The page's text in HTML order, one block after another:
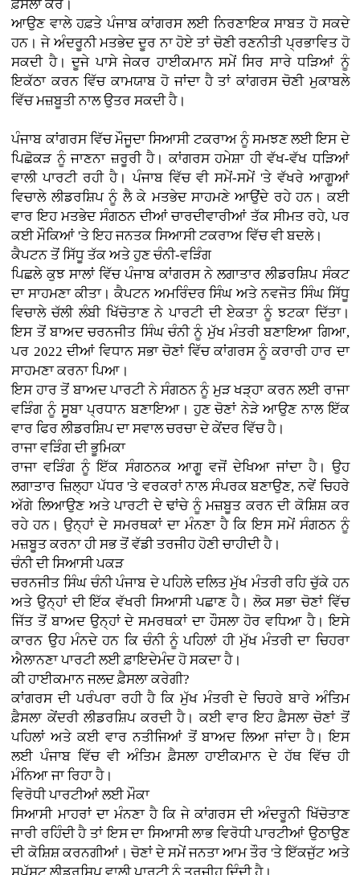
ਫ਼ੈਸਲਾ ਕਰੇ।
ਆਉਣ ਵਾਲੇ ਹਫ਼ਤੇ ਪੰਜਾਬ ਕਾਂਗਰਸ ਲਈ ਨਿਰਣਾਇਕ ਸਾਬਤ ਹੋ ਸਕਦੇ
ਹਨ। ਜੇ ਅੰਦਰੂਨੀ ਮਤਭੇਦ ਦੂਰ ਨਾ ਹੋਏ ਤਾਂ ਚੋਣੀ ਰਣਨੀਤੀ ਪ੍ਰਭਾਵਿਤ ਹੋ
ਸਕਦੀ ਹੈ। ਦੂਜੇ ਪਾਸੇ ਜੇਕਰ ਹਾਈਕਮਾਨ ਸਮੇਂ ਸਿਰ ਸਾਰੇ ਧੜਿਆਂ ਨੂੰ
ਇਕੱਠਾ ਕਰਨ ਵਿੱਚ ਕਾਮਯਾਬ ਹੋ ਜਾਂਦਾ ਹੈ ਤਾਂ ਕਾਂਗਰਸ ਚੋਣੀ ਮੁਕਾਬਲੇ
ਵਿੱਚ ਮਜ਼ਬੂਤੀ ਨਾਲ ਉਤਰ ਸਕਦੀ ਹੈ।
ਪੰਜਾਬ ਕਾਂਗਰਸ ਵਿੱਚ ਮੌਜੂਦਾ ਸਿਆਸੀ ਟਕਰਾਅ ਨੂੰ ਸਮਝਣ ਲਈ ਇਸ ਦੇ
ਪਿਛੋਕੜ ਨੂੰ ਜਾਣਨਾ ਜ਼ਰੂਰੀ ਹੈ। ਕਾਂਗਰਸ ਹਮੇਸ਼ਾ ਹੀ ਵੱਖ-ਵੱਖ ਧੜਿਆਂ
ਵਾਲੀ ਪਾਰਟੀ ਰਹੀ ਹੈ। ਪੰਜਾਬ ਵਿੱਚ ਵੀ ਸਮੇਂ-ਸਮੇਂ 'ਤੇ ਵੱਖਰੇ ਆਗੂਆਂ
ਵਿਚਾਲੇ ਲੀਡਰਸ਼ਿਪ ਨੂੰ ਲੈ ਕੇ ਮਤਭੇਦ ਸਾਹਮਣੇ ਆਉਂਦੇ ਰਹੇ ਹਨ। ਕਈ
ਵਾਰ ਇਹ ਮਤਭੇਦ ਸੰਗਠਨ ਦੀਆਂ ਚਾਰਦੀਵਾਰੀਆਂ ਤੱਕ ਸੀਮਤ ਰਹੇ, ਪਰ
ਕਈ ਮੌਕਿਆਂ 'ਤੇ ਇਹ ਜਨਤਕ ਸਿਆਸੀ ਟਕਰਾਅ ਵਿੱਚ ਵੀ ਬਦਲੇ।
ਕੈਪਟਨ ਤੋਂ ਸਿੱਧੂ ਤੱਕ ਅਤੇ ਹੁਣ ਚੰਨੀ-ਵੜਿੰਗ
ਪਿਛਲੇ ਕੁਝ ਸਾਲਾਂ ਵਿੱਚ ਪੰਜਾਬ ਕਾਂਗਰਸ ਨੇ ਲਗਾਤਾਰ ਲੀਡਰਸ਼ਿਪ ਸੰਕਟ
ਦਾ ਸਾਹਮਣਾ ਕੀਤਾ। ਕੈਪਟਨ ਅਮਰਿੰਦਰ ਸਿੰਘ ਅਤੇ ਨਵਜੋਤ ਸਿੰਘ ਸਿੱਧੂ
ਵਿਚਾਲੇ ਚੱਲੀ ਲੰਬੀ ਖਿੱਚੋਤਾਣ ਨੇ ਪਾਰਟੀ ਦੀ ਏਕਤਾ ਨੂੰ ਝਟਕਾ ਦਿੱਤਾ।
ਇਸ ਤੋਂ ਬਾਅਦ ਚਰਨਜੀਤ ਸਿੰਘ ਚੰਨੀ ਨੂੰ ਮੁੱਖ ਮੰਤਰੀ ਬਣਾਇਆ ਗਿਆ,
ਪਰ 2022 ਦੀਆਂ ਵਿਧਾਨ ਸਭਾ ਚੋਣਾਂ ਵਿੱਚ ਕਾਂਗਰਸ ਨੂੰ ਕਰਾਰੀ ਹਾਰ ਦਾ
ਸਾਹਮਣਾ ਕਰਨਾ ਪਿਆ।
ਇਸ ਹਾਰ ਤੋਂ ਬਾਅਦ ਪਾਰਟੀ ਨੇ ਸੰਗਠਨ ਨੂੰ ਮੁੜ ਖੜ੍ਹਾ ਕਰਨ ਲਈ ਰਾਜਾ
ਵੜਿੰਗ ਨੂੰ ਸੂਬਾ ਪ੍ਰਧਾਨ ਬਣਾਇਆ। ਹੁਣ ਚੋਣਾਂ ਨੇੜੇ ਆਉਣ ਨਾਲ ਇੱਕ
ਵਾਰ ਫਿਰ ਲੀਡਰਸ਼ਿਪ ਦਾ ਸਵਾਲ ਚਰਚਾ ਦੇ ਕੇਂਦਰ ਵਿੱਚ ਹੈ।
ਰਾਜਾ ਵੜਿੰਗ ਦੀ ਭੂਮਿਕਾ
ਰਾਜਾ ਵੜਿੰਗ ਨੂੰ ਇੱਕ ਸੰਗਠਨਕ ਆਗੂ ਵਜੋਂ ਦੇਖਿਆ ਜਾਂਦਾ ਹੈ। ਉਹ
ਲਗਾਤਾਰ ਜ਼ਿਲ੍ਹਾ ਪੱਧਰ 'ਤੇ ਵਰਕਰਾਂ ਨਾਲ ਸੰਪਰਕ ਬਣਾਉਣ, ਨਵੇਂ ਚਿਹਰੇ
ਅੱਗੇ ਲਿਆਉਣ ਅਤੇ ਪਾਰਟੀ ਦੇ ਢਾਂਚੇ ਨੂੰ ਮਜ਼ਬੂਤ ਕਰਨ ਦੀ ਕੋਸ਼ਿਸ਼ ਕਰ
ਰਹੇ ਹਨ। ਉਨ੍ਹਾਂ ਦੇ ਸਮਰਥਕਾਂ ਦਾ ਮੰਨਣਾ ਹੈ ਕਿ ਇਸ ਸਮੇਂ ਸੰਗਠਨ ਨੂੰ
ਮਜ਼ਬੂਤ ਕਰਨਾ ਹੀ ਸਭ ਤੋਂ ਵੱਡੀ ਤਰਜੀਹ ਹੋਣੀ ਚਾਹੀਦੀ ਹੈ।
ਚੰਨੀ ਦੀ ਸਿਆਸੀ ਪਕੜ
ਚਰਨਜੀਤ ਸਿੰਘ ਚੰਨੀ ਪੰਜਾਬ ਦੇ ਪਹਿਲੇ ਦਲਿਤ ਮੁੱਖ ਮੰਤਰੀ ਰਹਿ ਚੁੱਕੇ ਹਨ
ਅਤੇ ਉਨ੍ਹਾਂ ਦੀ ਇੱਕ ਵੱਖਰੀ ਸਿਆਸੀ ਪਛਾਣ ਹੈ। ਲੋਕ ਸਭਾ ਚੋਣਾਂ ਵਿੱਚ
ਜਿੱਤ ਤੋਂ ਬਾਅਦ ਉਨ੍ਹਾਂ ਦੇ ਸਮਰਥਕਾਂ ਦਾ ਹੌਸਲਾ ਹੋਰ ਵਧਿਆ ਹੈ। ਇਸੇ
ਕਾਰਨ ਉਹ ਮੰਨਦੇ ਹਨ ਕਿ ਚੰਨੀ ਨੂੰ ਪਹਿਲਾਂ ਹੀ ਮੁੱਖ ਮੰਤਰੀ ਦਾ ਚਿਹਰਾ
ਐਲਾਨਣਾ ਪਾਰਟੀ ਲਈ ਫ਼ਾਇਦੇਮੰਦ ਹੋ ਸਕਦਾ ਹੈ।
ਕੀ ਹਾਈਕਮਾਨ ਜਲਦ ਫ਼ੈਸਲਾ ਕਰੇਗੀ?
ਕਾਂਗਰਸ ਦੀ ਪਰੰਪਰਾ ਰਹੀ ਹੈ ਕਿ ਮੁੱਖ ਮੰਤਰੀ ਦੇ ਚਿਹਰੇ ਬਾਰੇ ਅੰਤਿਮ
ਫ਼ੈਸਲਾ ਕੇਂਦਰੀ ਲੀਡਰਸ਼ਿਪ ਕਰਦੀ ਹੈ। ਕਈ ਵਾਰ ਇਹ ਫ਼ੈਸਲਾ ਚੋਣਾਂ ਤੋਂ
ਪਹਿਲਾਂ ਅਤੇ ਕਈ ਵਾਰ ਨਤੀਜਿਆਂ ਤੋਂ ਬਾਅਦ ਲਿਆ ਜਾਂਦਾ ਹੈ। ਇਸ
ਲਈ ਪੰਜਾਬ ਵਿੱਚ ਵੀ ਅੰਤਿਮ ਫ਼ੈਸਲਾ ਹਾਈਕਮਾਨ ਦੇ ਹੱਥ ਵਿੱਚ ਹੀ
ਮੰਨਿਆ ਜਾ ਰਿਹਾ ਹੈ।
ਵਿਰੋਧੀ ਪਾਰਟੀਆਂ ਲਈ ਮੌਕਾ
ਸਿਆਸੀ ਮਾਹਰਾਂ ਦਾ ਮੰਨਣਾ ਹੈ ਕਿ ਜੇ ਕਾਂਗਰਸ ਦੀ ਅੰਦਰੂਨੀ ਖਿੱਚੋਤਾਣ
ਜਾਰੀ ਰਹਿੰਦੀ ਹੈ ਤਾਂ ਇਸ ਦਾ ਸਿਆਸੀ ਲਾਭ ਵਿਰੋਧੀ ਪਾਰਟੀਆਂ ਉਠਾਉਣ
ਦੀ ਕੋਸ਼ਿਸ਼ ਕਰਨਗੀਆਂ। ਚੋਣਾਂ ਦੇ ਸਮੇਂ ਜਨਤਾ ਆਮ ਤੌਰ 'ਤੇ ਇੱਕਜੁੱਟ ਅਤੇ